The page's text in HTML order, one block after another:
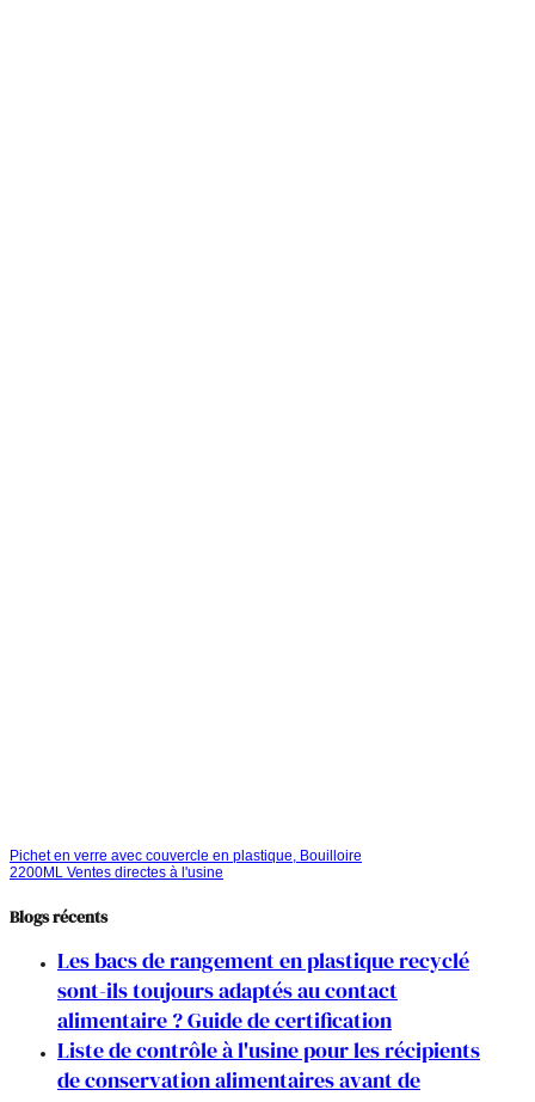
Pichet en verre avec couvercle en plastique, Bouilloire
2200ML Ventes directes à l'usine
Blogs récents
Les bacs de rangement en plastique recyclé
sont-ils toujours adaptés au contact
alimentaire ? Guide de certification
Liste de contrôle à l'usine pour les récipients
de conservation alimentaires avant de